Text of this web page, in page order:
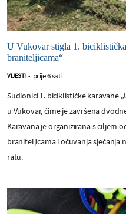
U Vukovar stigla 1.
braniteljicama“
VIJESTI - prije 6 sati
Sudionici 1. biciklističke karavane
u Vukovar, čime je završena
Karavana je organizirana s ciljem
braniteljicama i očuvanja
ratu.